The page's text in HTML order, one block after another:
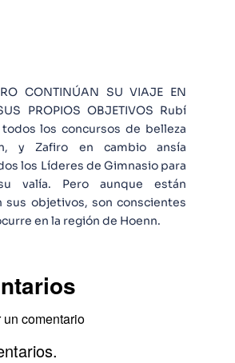
CONTINÚAN SU VIAJE EN
PROPIOS OBJETIVOS Rubí
los concursos de belleza
y Zafiro en cambio ansía
los Líderes de Gimnasio para
valía. Pero aunque están
sus objetivos, son conscientes
en la región de Hoenn.
un comentario